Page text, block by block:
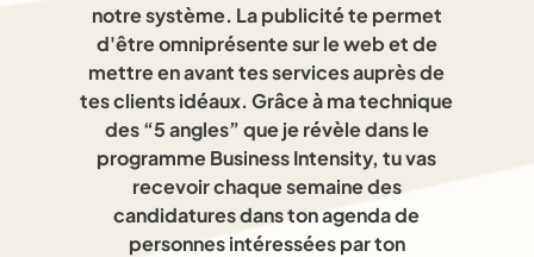
notre système. La publicité te permet
d'être omniprésente sur le web et de
mettre en avant tes services auprès de
tes clients idéaux. Grâce à ma technique
des “5 angles” que je révèle dans le
programme Business Intensity, tu vas
recevoir chaque semaine des
candidatures dans ton agenda de
personnes intéressées par ton